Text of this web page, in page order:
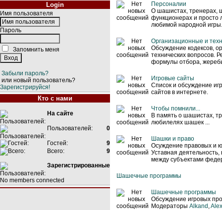
Login
Имя пользователя
Пароль
Запомнить меня
Забыли пароль?
или новый пользователь?
Зарегистрируйся!
Кто с нами
На сайте
Пользователей: 0
Гостей:
9
Всего:
9
Зарегистрированные
No members connected
Персоналии
О шашистах, тренерах,
функционерах и
любимой народной игры.
Организационные и
Обсуждение кодексов,
технических вопросов.
формулы отбора,
Игровые сайты
Список и обсуждение
сайтов в интернете.
Чтобы помнили...
В память о шашистах,
любилелях шашек ...
Шашки и право
Осуждение правовых и
Уставная
между субъектами
Шашечные программы
Шашечные программы
Обсуждение игровых
Модераторы Alkand ,